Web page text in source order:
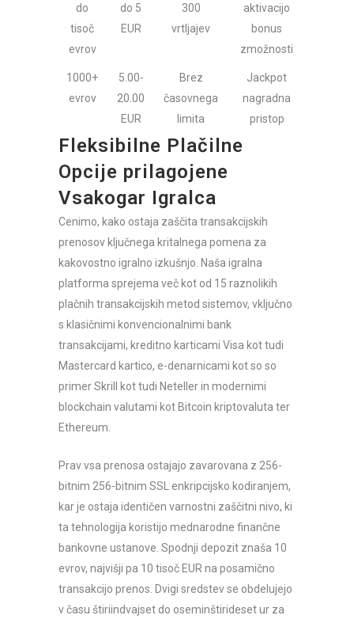
do
tisoč
evrov
do 5
EUR
300
vrtljajev
aktivacijo
bonus
zmožnosti
1000+
evrov
5.00-
20.00
EUR
Brez
časovnega
limita
Jackpot
nagradna
pristop
Fleksibilne Plačilne
Opcije prilagojene
Vsakogar Igralca
Cenimo, kako ostaja zaščita transakcijskih
prenosov ključnega kritalnega pomena za
kakovostno igralno izkušnjo. Naša igralna
platforma sprejema več kot od 15 raznolikih
plačnih transakcijskih metod sistemov, vključno
s klasičnimi konvencionalnimi bank
transakcijami, kreditno karticami Visa kot tudi
Mastercard kartico, e-denarnicami kot so so
primer Skrill kot tudi Neteller in modernimi
blockchain valutami kot Bitcoin kriptovaluta ter
Ethereum.
Prav vsa prenosa ostajajo zavarovana z 256-
bitnim 256-bitnim SSL enkripcijsko kodiranjem,
kar je ostaja identičen varnostni zaščitni nivo, ki
ta tehnologija koristijo mednarodne finančne
bankovne ustanove. Spodnji depozit znaša 10
evrov, najvišji pa 10 tisoč EUR na posamično
transakcijo prenos. Dvigi sredstev se obdelujejo
v času štiriindvajset do oseminštirideset ur za